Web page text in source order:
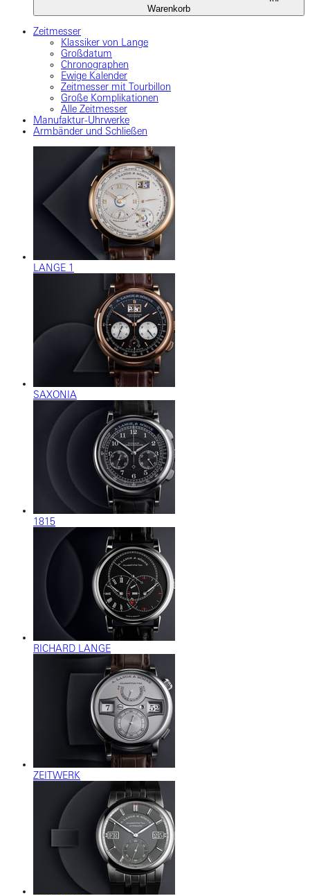
Warenkorb
Zeitmesser
Klassiker von Lange
Großdatum
Chronographen
Ewige Kalender
Zeitmesser mit Tourbillon
Große Komplikationen
Alle Zeitmesser
Manufaktur-Uhrwerke
Armbänder und Schließen
LANGE 1
SAXONIA
1815
RICHARD LANGE
ZEITWERK